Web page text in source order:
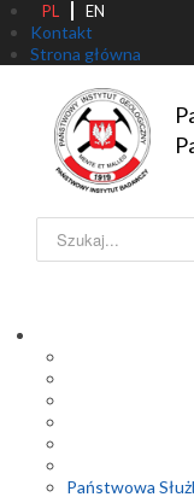
PL EN
Kontakt
Strona główna
Szukaj...
Państwowa